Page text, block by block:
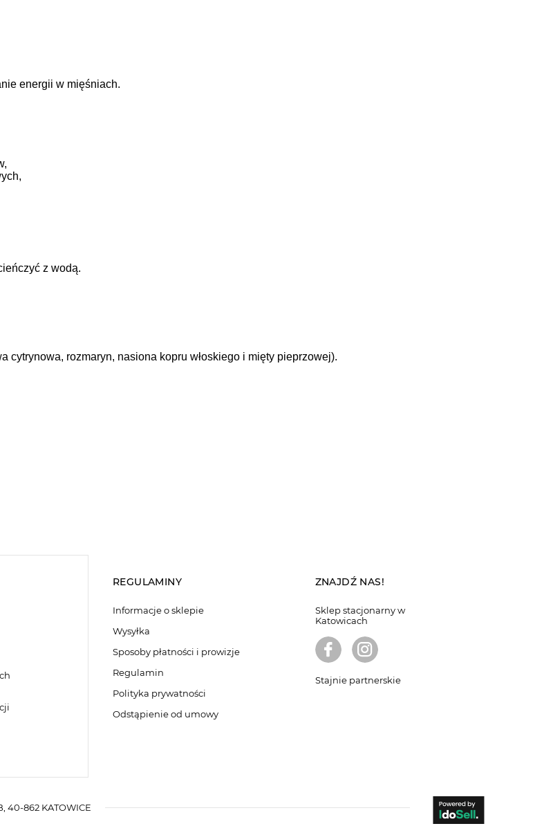
energii w mięśniach.
z wodą.
cytrynowa, rozmaryn, nasiona kopru włoskiego i mięty pieprzowej).
REGULAMINY
Informacje o sklepie
Wysyłka
Sposoby płatności i prowizje
Regulamin
Polityka prywatności
Odstąpienie od umowy
ZNAJDŹ NAS!
Sklep stacjonarny w
Katowicach
Stajnie partnerskie
40-862 KATOWICE